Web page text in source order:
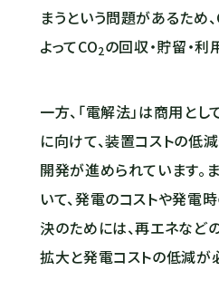
まうという問題があるため
よってCO2の回収・貯留・利
一方、「電解法」は商用と
に向けて、装置コストの
開発が進められています。
いて、発電のコストや発電
決のためには、再エネなど
拡大と発電コストの低減が